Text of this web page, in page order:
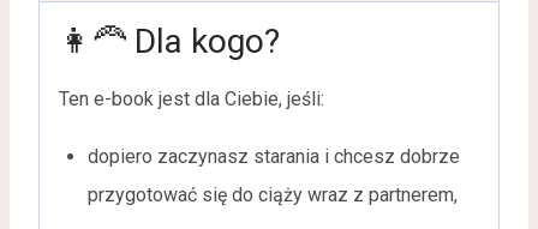
👩‍🦰 Dla kogo?
Ten e-book jest dla Ciebie, jeśli:
dopiero zaczynasz starania i chcesz dobrze
przygotować się do ciąży wraz z partnerem,